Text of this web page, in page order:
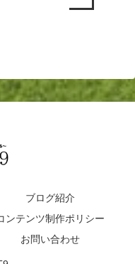
ブログ紹介
ンテンツ制作ポリシー
お問い合わせ